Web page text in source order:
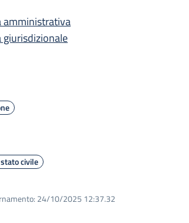
amministrativa
giurisdizionale
civile
24/10/2025 12:37.32